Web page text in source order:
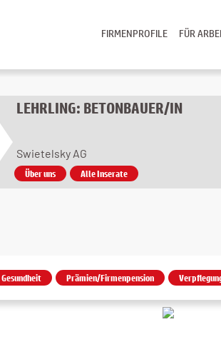
FÜR
FIRMENPROFILE
LEHRLING: BETONBAUER/IN
Swietelsky AG
Über uns Alle Inserate
Gesundheit Prämien/Firmenpension